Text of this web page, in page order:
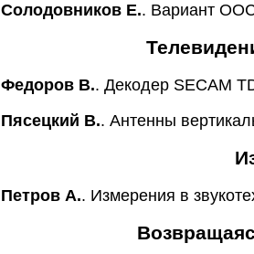
Солодовников Е.. Вариант
Федоров В.. Декодер SECAM
Пясецкий В.. Антенны
Петров А.. Измерения в